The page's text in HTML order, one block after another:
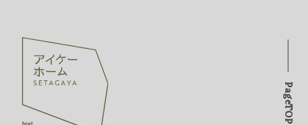
PageTOP